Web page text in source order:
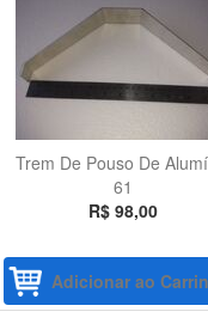
Trem De Pouso De
61
R$ 98,00
Adicionar ao